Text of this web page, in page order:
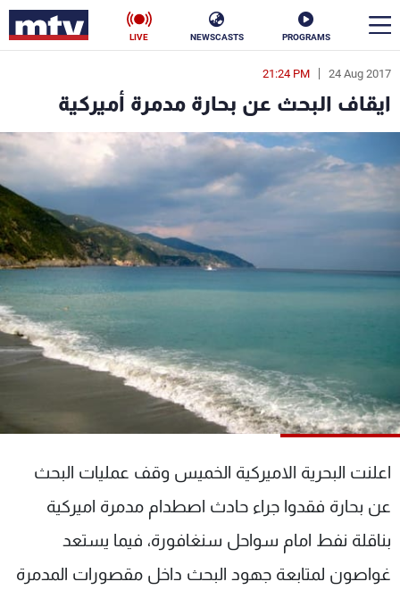
PROGRAMS
NEWSCASTS
LIVE
24 Aug 2017
21:24 PM
ايقاف البحث عن بحارة مدمرة أميركية
اعلنت البحرية الاميركية الخميس وقف عمليات البحث
عن بحارة فقدوا جراء حادث اصطدام مدمرة اميركية
بناقلة نفط امام سواحل سنغافورة، فيما يستعد
غواصون لمتابعة جهود البحث داخل مقصورات المدمرة
en
الأخبار
سياسة ناس
فن
رياضة
كأس العالم
جدول البرامج
شاهد البرامج
عن MTV
الإنـتـاج
لاعلاناتكم
وظائف
شروط الإسـتخدام